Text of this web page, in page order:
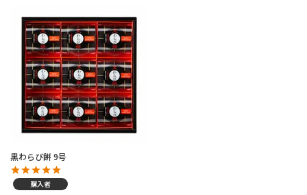
黒わらび餅 9号
購入者